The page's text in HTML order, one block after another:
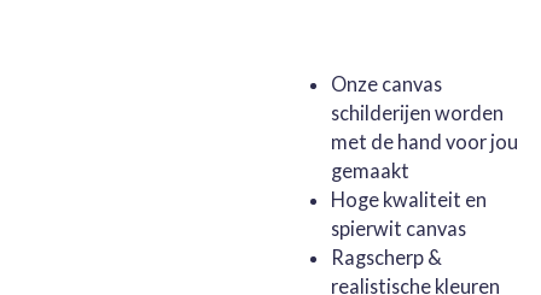
Onze canvas
schilderijen worden
met de hand voor jou
gemaakt
Hoge kwaliteit en
spierwit canvas
Ragscherp &
realistische kleuren